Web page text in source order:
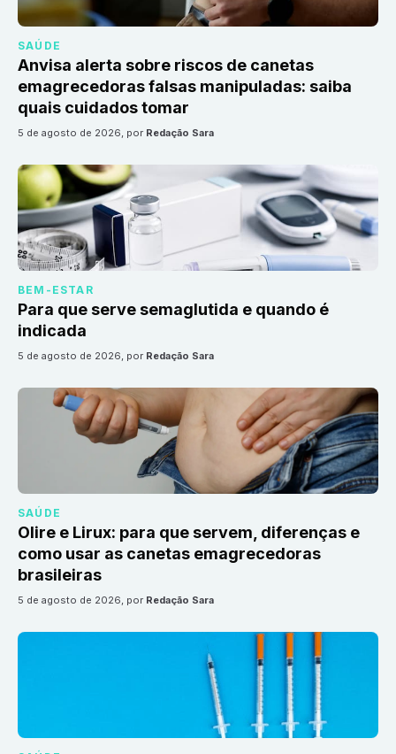
SAÚDE
Anvisa alerta sobre riscos de canetas
emagrecedoras falsas manipuladas: saiba
quais cuidados tomar
5 de agosto de 2026, por Redação Sara
BEM-ESTAR
Para que serve semaglutida e quando é
indicada
5 de agosto de 2026, por Redação Sara
SAÚDE
Olire e Lirux: para que servem, diferenças e
como usar as canetas emagrecedoras
brasileiras
5 de agosto de 2026, por Redação Sara